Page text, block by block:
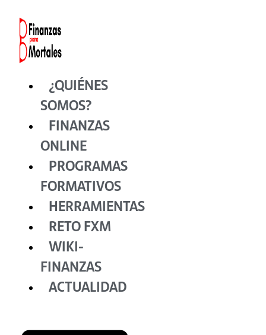
contenido
¿QUIÉNES
SOMOS?
FINANZAS
ONLINE
PROGRAMAS
FORMATIVOS
HERRAMIENTAS
RETO FXM
WIKI-
FINANZAS
ACTUALIDAD